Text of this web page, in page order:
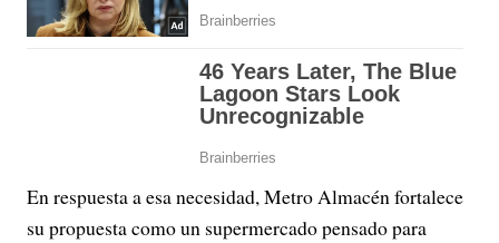
En respuesta a esa necesidad, Metro Almacén fortalece
su propuesta como un supermercado pensado para